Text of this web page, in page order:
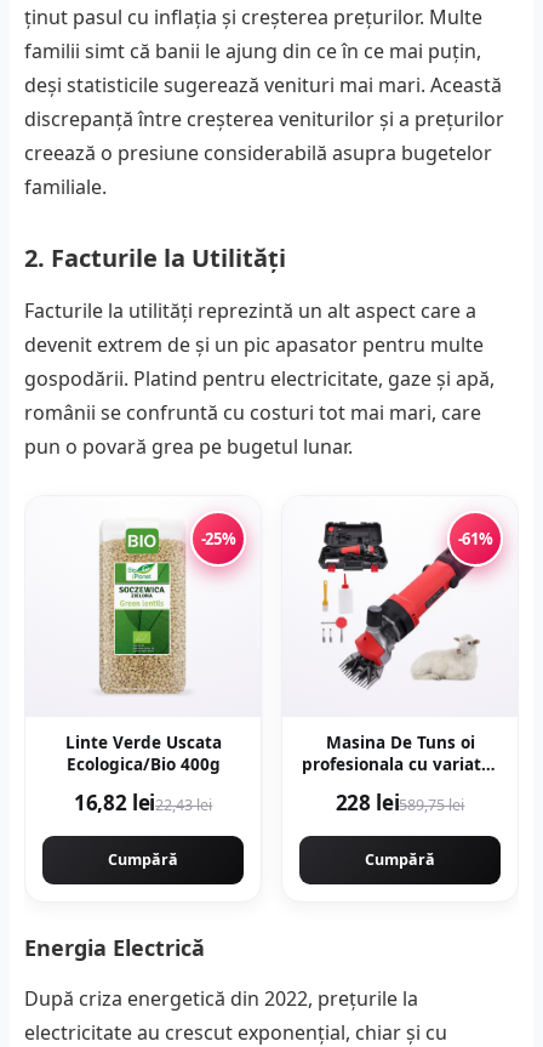
ținut pasul cu inflația și creșterea prețurilor. Multe
familii simt că banii le ajung din ce în ce mai puțin,
deși statisticile sugerează venituri mai mari. Această
discrepanță între creșterea veniturilor și a prețurilor
creează o presiune considerabilă asupra bugetelor
familiale.
2. Facturile la Utilități
Facturile la utilități reprezintă un alt aspect care a
devenit extrem de și un pic apasator pentru multe
gospodării. Platind pentru electricitate, gaze și apă,
românii se confruntă cu costuri tot mai mari, care
pun o povară grea pe bugetul lunar.
-25%
Linte Verde Uscata
Ecologica/Bio 400g
16,82 lei22,43 lei
Cumpără
-61%
Masina De Tuns oi
profesionala cu variator
2400rpm, accesorii
rezerva, NAKAMOTO
1000 JAPAN
228 lei589,75 lei
Cumpără
Energia Electrică
După criza energetică din 2022, prețurile la
electricitate au crescut exponențial, chiar și cu